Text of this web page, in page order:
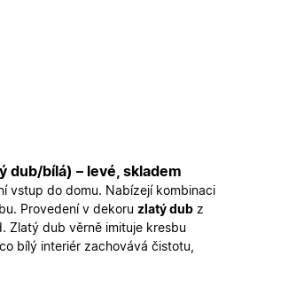
dub/bílá) – levé, skladem
vstup do domu. Nabízejí kombinaci
Provedení v dekoru zlatý dub z
Zlatý dub věrně imituje kresbu
bílý interiér zachovává čistotu,